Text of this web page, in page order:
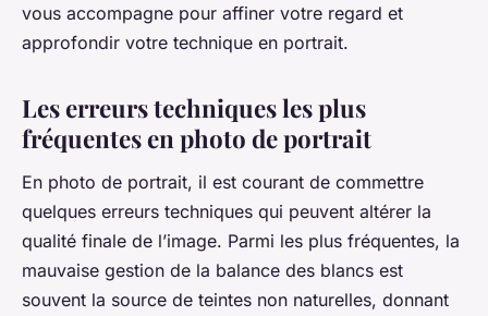
vous accompagne pour affiner votre regard et
approfondir votre technique en portrait.
Les erreurs techniques les plus
fréquentes en photo de portrait
En photo de portrait, il est courant de commettre
quelques erreurs techniques qui peuvent altérer la
qualité finale de l’image. Parmi les plus fréquentes, la
mauvaise gestion de la balance des blancs est
souvent la source de teintes non naturelles, donnant